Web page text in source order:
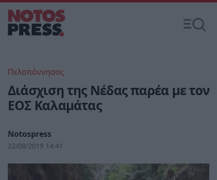
Πελοπόννησος
Διάσχιση της Νέδας παρέα με τον
ΕΟΣ Καλαμάτας
Notospress
22/08/2019 14:41